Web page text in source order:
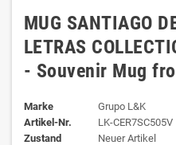
MUG SANTIAGO
LETRAS
- Souvenir Mug
Marke
Grupo L&K
Artikel-Nr.
LK-CER7SC505V
Zustand
Neuer Artikel